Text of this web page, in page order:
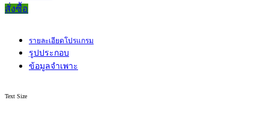
สั่งซื้อ
รายละเอียดโปรแกรม
รูปประกอบ
ข้อมูลจำเพาะ
Text Size